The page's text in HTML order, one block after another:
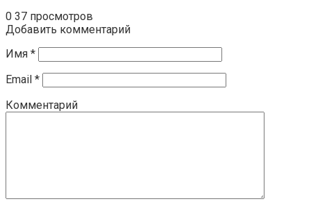
0 37 просмотров
Добавить комментарий
Имя *
Email *
Комментарий